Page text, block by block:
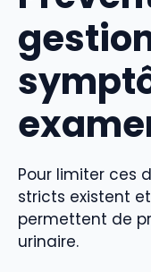
Pour limiter ces
stricts existent
permettent de
urinaire.